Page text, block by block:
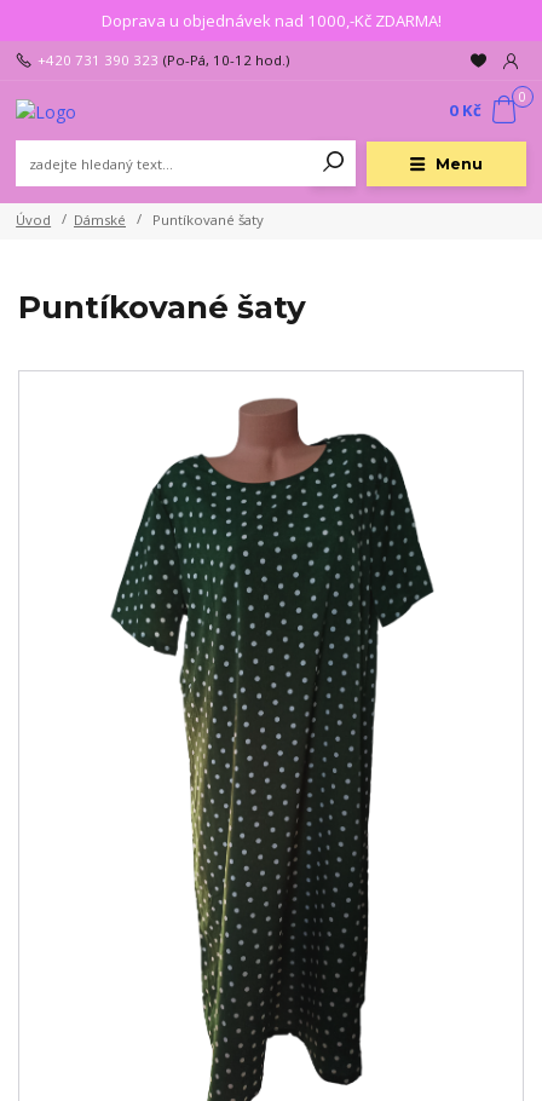
Doprava u objednávek nad 1000,-Kč ZDARMA!
Menu
+420 731 390 323 (Po-Pá, 10-12 hod.)
0
0 Kč
Úvod Dámské Puntíkované šaty
Puntíkované šaty